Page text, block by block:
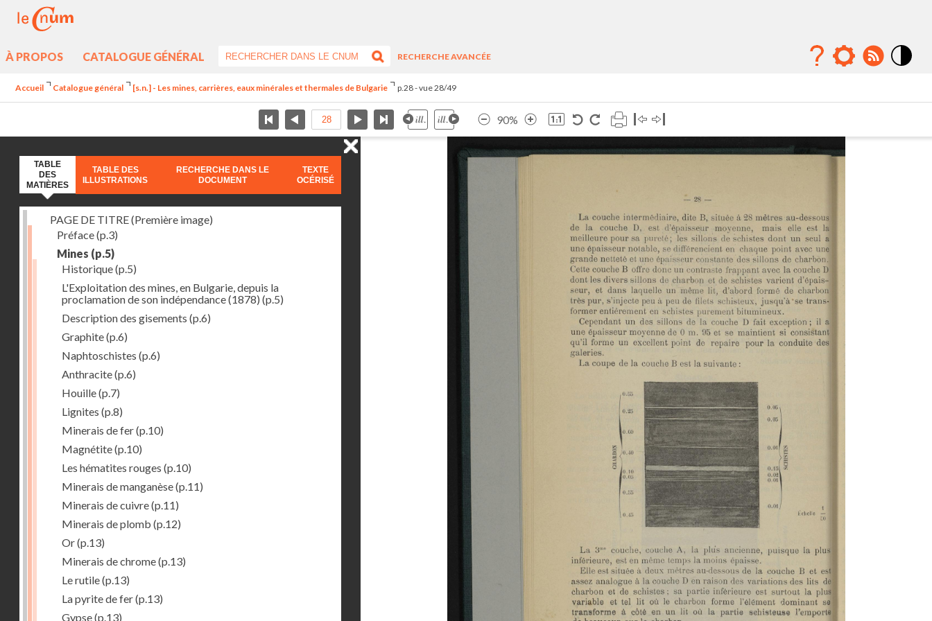
À PROPOS CATALOGUE GÉNÉRAL
RECHERCHE AVANCÉE
Accueil Catalogue général [s.n.] - Les mines, carrières, eaux minérales et thermales de Bulgarie p.28 - vue 28/49
90%
TABLE
DES
MATIÈRES
TABLE DES
ILLUSTRATIONS
RECHERCHE DANS LE
DOCUMENT
TEXTE
OCÉRISÉ
PAGE DE TITRE (Première image)
Préface(p.3)
Mines (p.5)
Historique(p.5)
L'Exploitation des mines, en Bulgarie, depuis la
proclamation de son indépendance (1878) (p.5)
Description des gisements (p.6)
Graphite(p.6)
Naphtoschistes (p.6)
Anthracite(p.6)
Houille(p.7)
Lignites (p.8)
Minerais de fer(p.10)
Magnétite(p.10)
Les hématites rouges (p.10)
Minerais de manganèse(p.11)
Minerais de cuivre(p.11)
Minerais de plomb (p.12)
Or(p.13)
Minerais de chrome(p.13)
Le rutile(p.13)
La pyrite de fer(p.13)
Gypse(p.13)